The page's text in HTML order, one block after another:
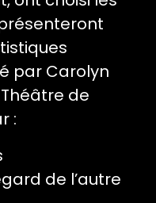
par Carolyn
de
:
de l’autre